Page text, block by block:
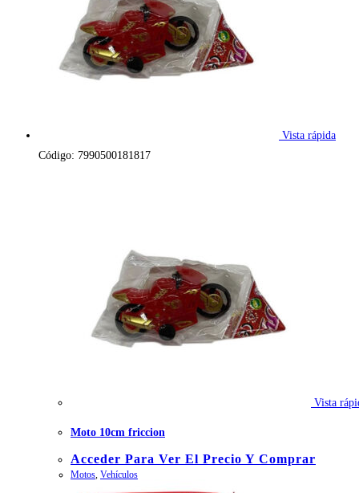
Vista rápida
Código: 7990500181817
Vista
Moto 10cm friccion
Acceder Para Ver El Precio Y Comprar
Motos, Vehículos